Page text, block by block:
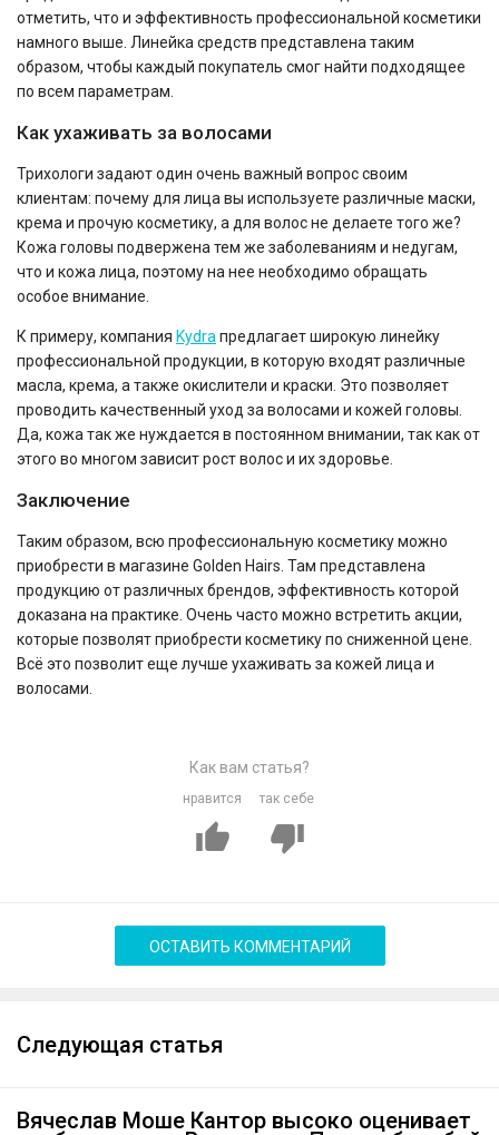
отметить, что и эффективность профессиональной косметики
намного выше. Линейка средств представлена таким
образом, чтобы каждый покупатель смог найти подходящее
по всем параметрам.
Как ухаживать за волосами
Трихологи задают один очень важный вопрос своим
клиентам: почему для лица вы используете различные маски,
крема и прочую косметику, а для волос не делаете того же?
Кожа головы подвержена тем же заболеваниям и недугам,
что и кожа лица, поэтому на нее необходимо обращать
особое внимание.
К примеру, компания Kydra предлагает широкую линейку
профессиональной продукции, в которую входят различные
масла, крема, а также окислители и краски. Это позволяет
проводить качественный уход за волосами и кожей головы.
Да, кожа так же нуждается в постоянном внимании, так как от
этого во многом зависит рост волос и их здоровье.
Заключение
Таким образом, всю профессиональную косметику можно
приобрести в магазине Golden Hairs. Там представлена
продукцию от различных брендов, эффективность которой
доказана на практике. Очень часто можно встретить акции,
которые позволят приобрести косметику по сниженной цене.
Всё это позволит еще лучше ухаживать за кожей лица и
волосами.
Как вам статья?
нравится так себе
ОСТАВИТЬ КОММЕНТАРИЙ
Следующая статья
Вячеслав Моше Кантор высоко оценивает